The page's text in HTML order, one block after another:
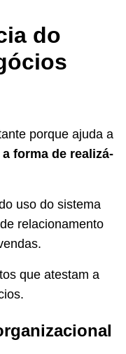
do
porque ajuda a
forma de realizá-
uso do sistema
relacionamento
que atestam a